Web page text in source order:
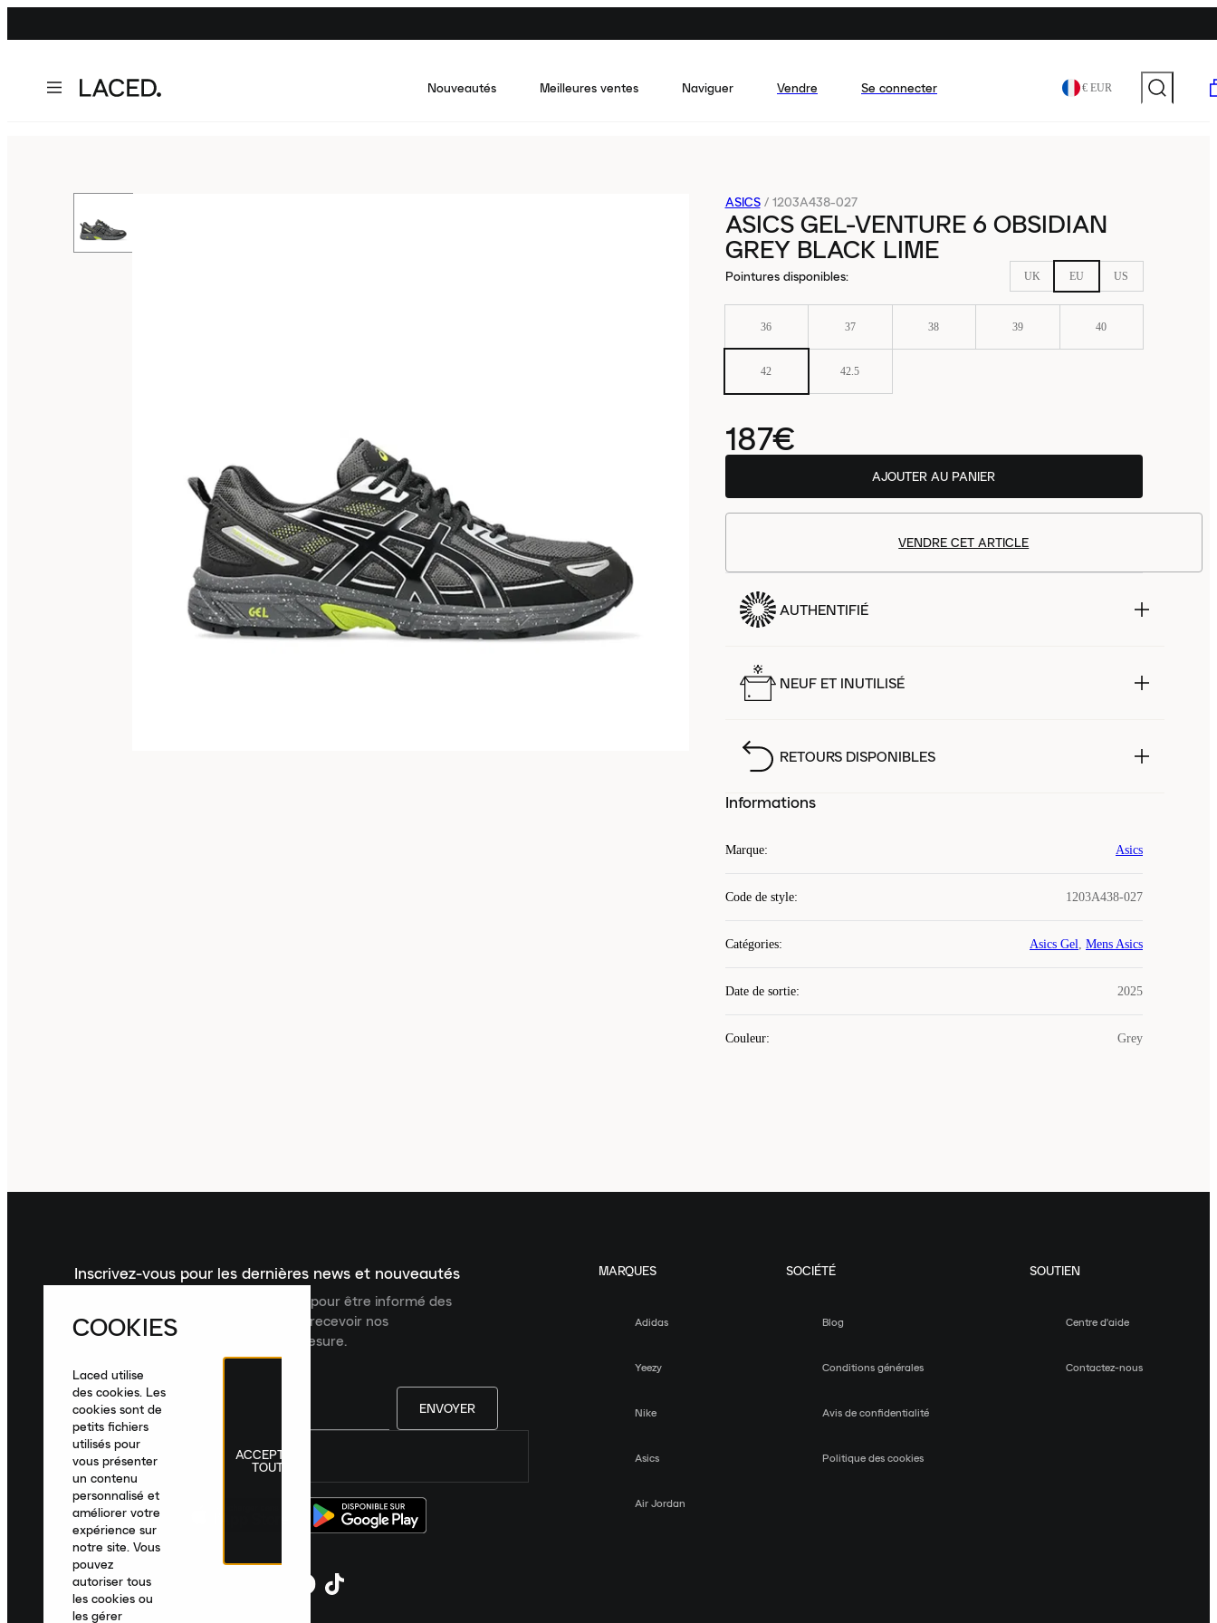
Nouveautés Meilleures ventes Naviguer Vendre Se connecter € EUR
ASICS / 1203A438-027
ASICS GEL-VENTURE 6 OBSIDIAN
GREY BLACK LIME
Pointures disponibles: UK EU US
36 37 38 39 40
42 42.5
187€
AJOUTER AU PANIER
VENDRE CET ARTICLE
AUTHENTIFIÉ
NEUF ET INUTILISÉ
RETOURS DISPONIBLES
Informations
Marque: Asics
Code de style: 1203A438-027
Catégories: Asics Gel, Mens Asics
Date de sortie: 2025
Couleur: Grey
Inscrivez-vous pour les dernières news et nouveautés
Inscrivez-vous à la newsletter Laced pour être informé des
dernières nouveautés, collections et recevoir nos
recommandations de produits sur mesure.
ENVOYER
France|Français
MARQUES
Adidas
Yeezy
Nike
Asics
Air Jordan
SOCIÉTÉ
Blog
Conditions générales
Avis de confidentialité
Politique des cookies
SOUTIEN
Centre d'aide
Contactez-nous
COOKIES
Laced utilise
des cookies. Les
cookies sont de
petits fichiers
utilisés pour
vous présenter
un contenu
personnalisé et
améliorer votre
expérience sur
notre site. Vous
pouvez
autoriser tous
les cookies ou
les gérer
ACCEPTER
TOUT